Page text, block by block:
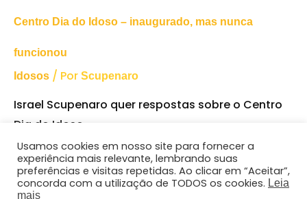
Centro Dia do Idoso – inaugurado, mas nunca
funcionou
Idosos / Por Scupenaro
Israel Scupenaro quer respostas sobre o Centro
Dia do Idoso.
© 2024 Israel Scupenaro | Todos os direitos reservados.
Usamos cookies em nosso site para fornecer a
experiência mais relevante, lembrando suas
preferências e visitas repetidas. Ao clicar em “Aceitar”,
concorda com a utilização de TODOS os cookies. Leia
mais